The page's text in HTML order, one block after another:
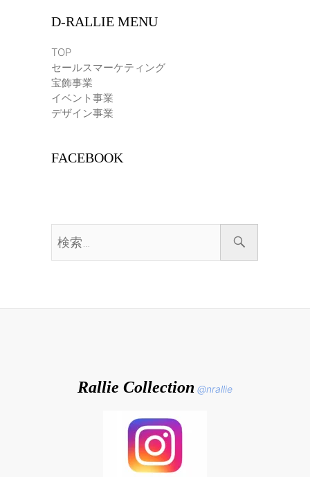
D-RALLIE MENU
TOP
セールスマーケティング
宝飾事業
イベント事業
デザイン事業
FACEBOOK
索…
Rallie Collection @nrallie